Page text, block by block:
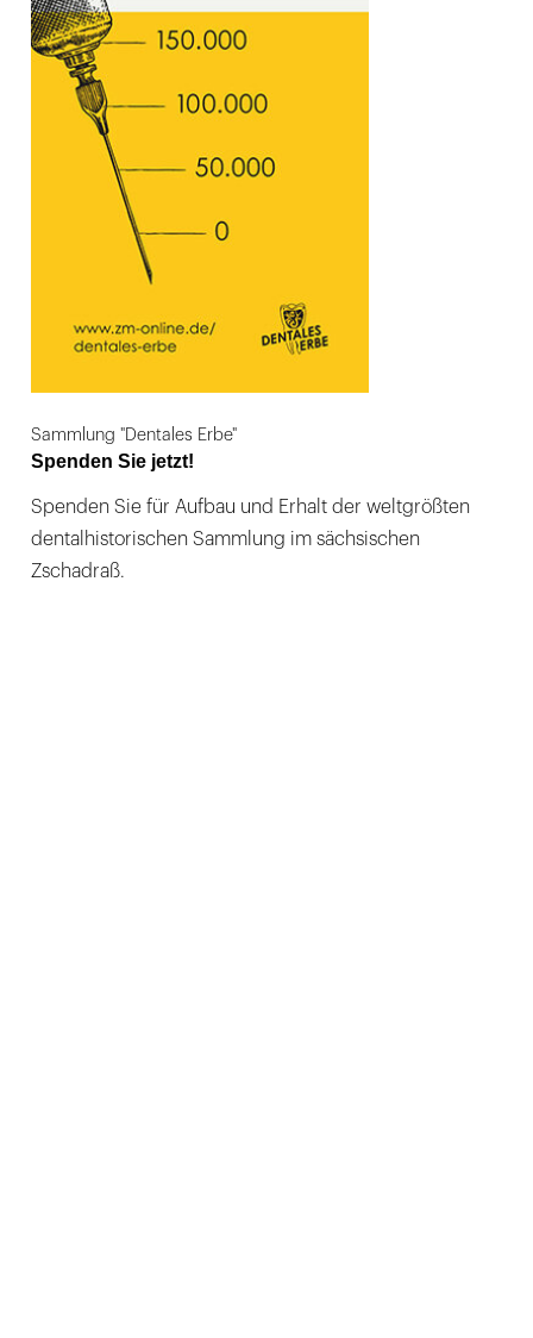
Sammlung "Dentales Erbe"
Spenden Sie jetzt!
Spenden Sie für Aufbau und Erhalt der weltgrößten
dentalhistorischen Sammlung im sächsischen
Zschadraß.